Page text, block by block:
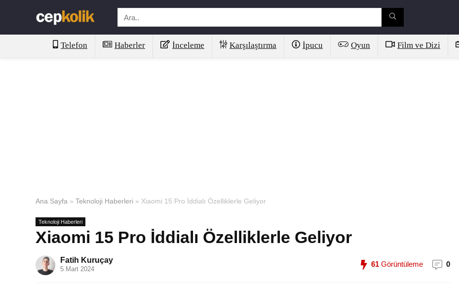
Telefon Haberler İnceleme Karşılaştırma İpucu Oyun Film ve Dizi
Ana Sayfa » Teknoloji Haberleri » Xiaomi 15 Pro İddialı Özelliklerle Geliyor
Teknoloji Haberleri
Xiaomi 15 Pro İddialı Özelliklerle Geliyor
Fatih Kuruçay
5 Mart 2024
61 Görüntüleme 0